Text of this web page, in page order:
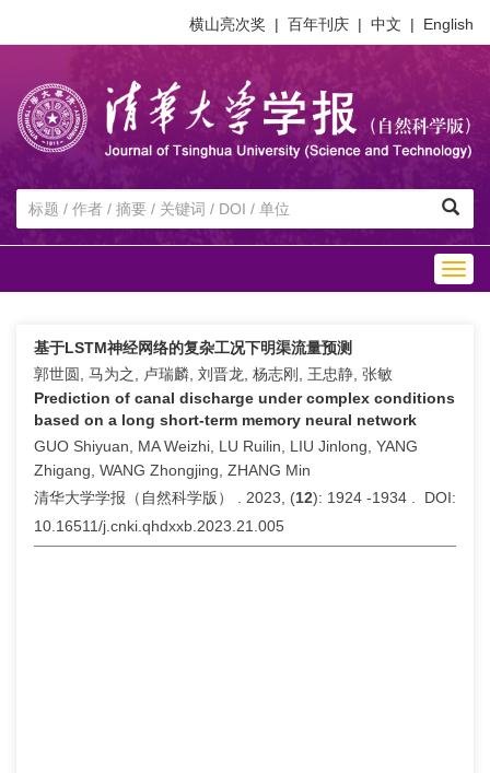
横山亮次奖 | 百年刊庆 | 中文 | English
基于LSTM神经网络的复杂工况下明渠流量预测
郭世圆, 马为之, 卢瑞麟, 刘晋龙, 杨志刚, 王忠静, 张敏
Prediction of canal discharge under complex conditions
based on a long short-term memory neural network
GUO Shiyuan, MA Weizhi, LU Ruilin, LIU Jinlong, YANG
Zhigang, WANG Zhongjing, ZHANG Min
清华大学学报（自然科学版） . 2023, (12): 1924 -1934 . DOI:
10.16511/j.cnki.qhdxxb.2023.21.005